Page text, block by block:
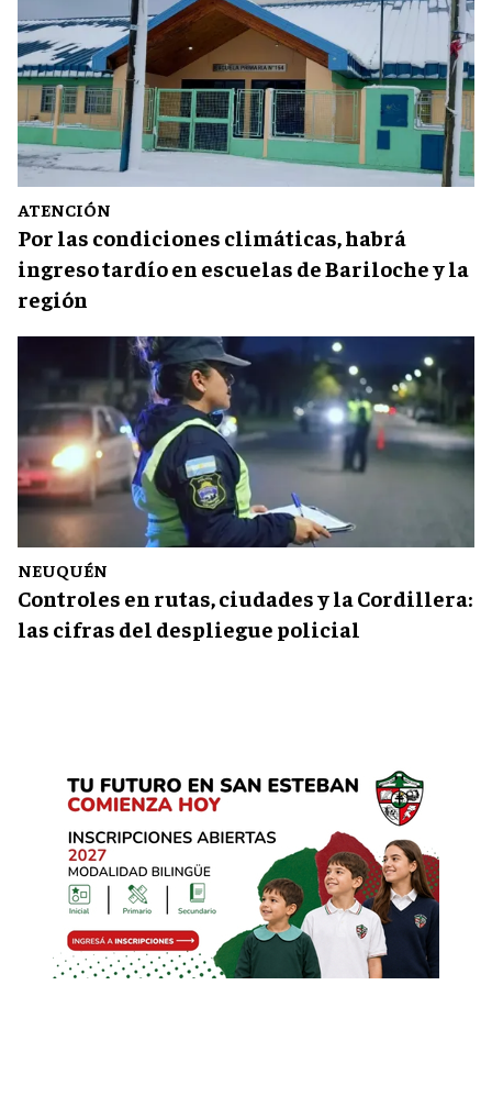
ATENCIÓN
Por las condiciones climáticas, habrá
ingreso tardío en escuelas de Bariloche y la
región
NEUQUÉN
Controles en rutas, ciudades y la Cordillera:
las cifras del despliegue policial